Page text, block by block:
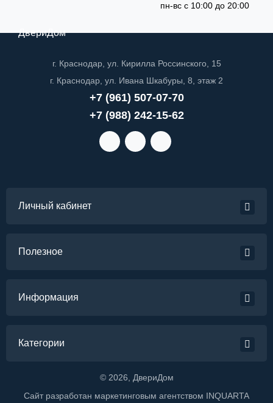
пн-вс с 10:00 до 20:00
ДвериДом
г. Краснодар, ул. Кирилла Россинского, 15
г. Краснодар, ул. Ивана Шкабуры, 8, этаж 2
+7 (961) 507-07-70
+7 (988) 242-15-62
Личный кабинет
Полезное
Информация
Категории
© 2026 , ДвериДом
Сайт разработан маркетинговым агентством INQUARTA